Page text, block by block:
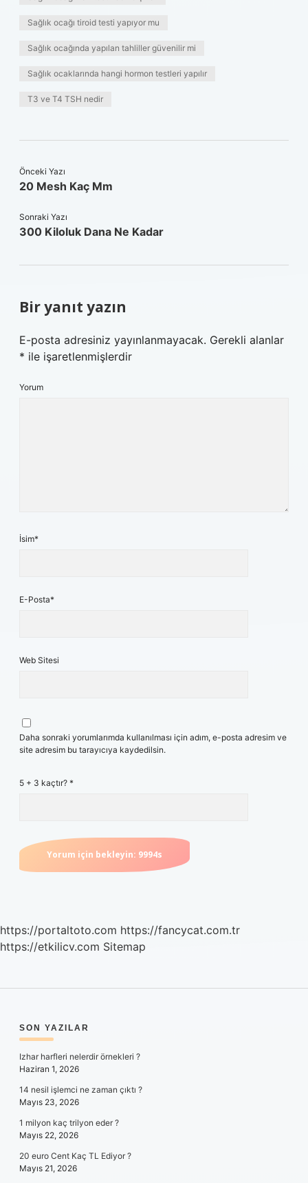
Sağlık ocağı tiroid testi yapıyor mu
Sağlık ocağında yapılan tahliller güvenilir mi
Sağlık ocaklarında hangi hormon testleri yapılır
T3 ve T4 TSH nedir
Önceki Yazı
20 Mesh Kaç Mm
Sonraki Yazı
300 Kiloluk Dana Ne Kadar
Bir yanıt yazın
E-posta adresiniz yayınlanmayacak. Gerekli alanlar
* ile işaretlenmişlerdir
Yorum
İsim*
E-Posta*
Web Sitesi
Daha sonraki yorumlarımda kullanılması için adım, e-posta adresim ve
site adresim bu tarayıcıya kaydedilsin.
5 + 3 kaçtır? *
https://portaltoto.com https://fancycat.com.tr
https://etkilicv.com Sitemap
SIDEBAR
SON YAZILAR
Izhar harfleri nelerdir örnekleri ?
Haziran 1, 2026
14 nesil işlemci ne zaman çıktı ?
Mayıs 23, 2026
1 milyon kaç trilyon eder ?
Mayıs 22, 2026
20 euro Cent Kaç TL Ediyor ?
Mayıs 21, 2026